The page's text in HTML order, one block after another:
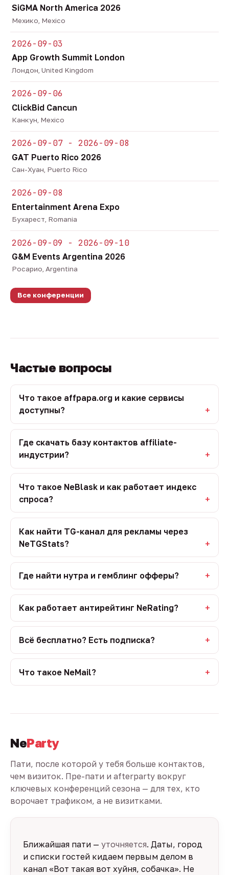
SiGMA North America 2026
Мехико, Mexico
2026-09-03
App Growth Summit London
Лондон, United Kingdom
2026-09-06
ClickBid Cancun
Канкун, Mexico
2026-09-07 - 2026-09-08
GAT Puerto Rico 2026
Сан-Хуан, Puerto Rico
2026-09-08
Entertainment Arena Expo
Бухарест, Romania
2026-09-09 - 2026-09-10
G&M Events Argentina 2026
Росарио, Argentina
Все конференции
Частые вопросы
Что такое affpapa.org и какие сервисы
доступны?
Где скачать базу контактов affiliate-
индустрии?
Что такое NeBlask и как работает индекс
спроса?
Как найти TG-канал для рекламы через
NeTGStats?
Где найти нутра и гемблинг офферы?
Как работает антирейтинг NeRating?
Всё бесплатно? Есть подписка?
Что такое NeMail?
NeParty
Пати, после которой у тебя больше контактов,
чем визиток. Пре-пати и afterparty вокруг
ключевых конференций сезона — для тех, кто
ворочает трафиком, а не визитками.
Ближайшая пати — уточняется. Даты, город
и списки гостей кидаем первым делом в
канал «Вот такая вот хуйня, собачка». Не